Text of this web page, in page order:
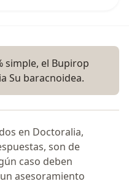
simple, el Bupirop
Su baracnoidea.
en Doctoralia,
son de
caso deben
asesoramiento